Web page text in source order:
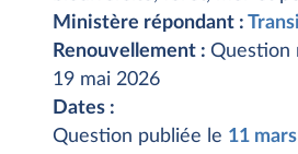
Ministère répondant :
Renouvellement : Question
19 mai 2026
Dates :
Question publiée le 11